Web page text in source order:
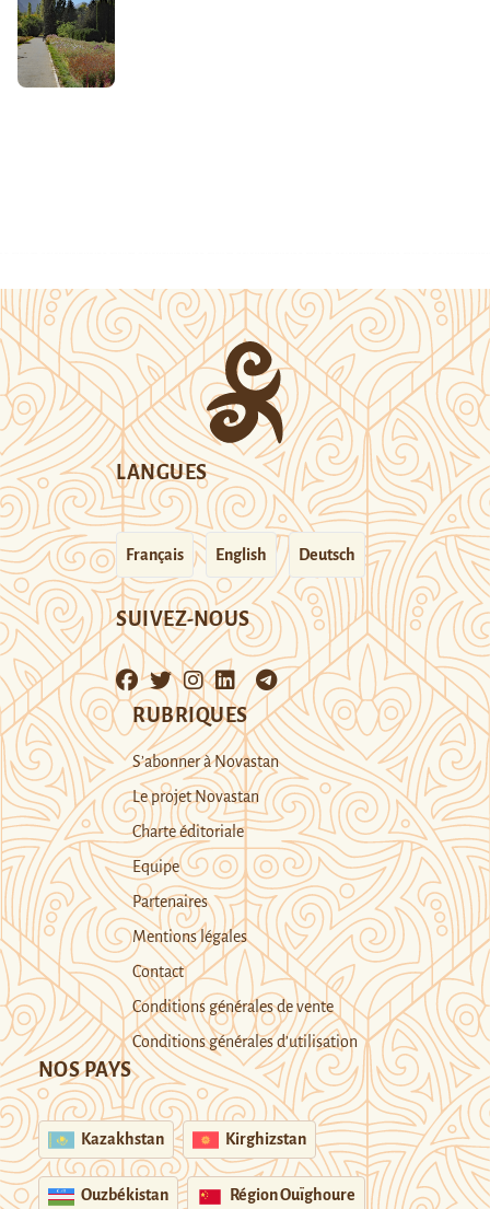
LANGUES
Français English Deutsch
SUIVEZ-NOUS
RUBRIQUES
S’abonner à Novastan
Le projet Novastan
Charte éditoriale
Equipe
Partenaires
Mentions légales
Contact
Conditions générales de vente
Conditions générales d’utilisation
NOS PAYS
Kazakhstan Kirghizstan
Ouzbékistan Région Ouïghoure